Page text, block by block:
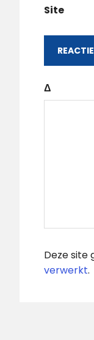
Site
Δ
Deze site
verwerkt.